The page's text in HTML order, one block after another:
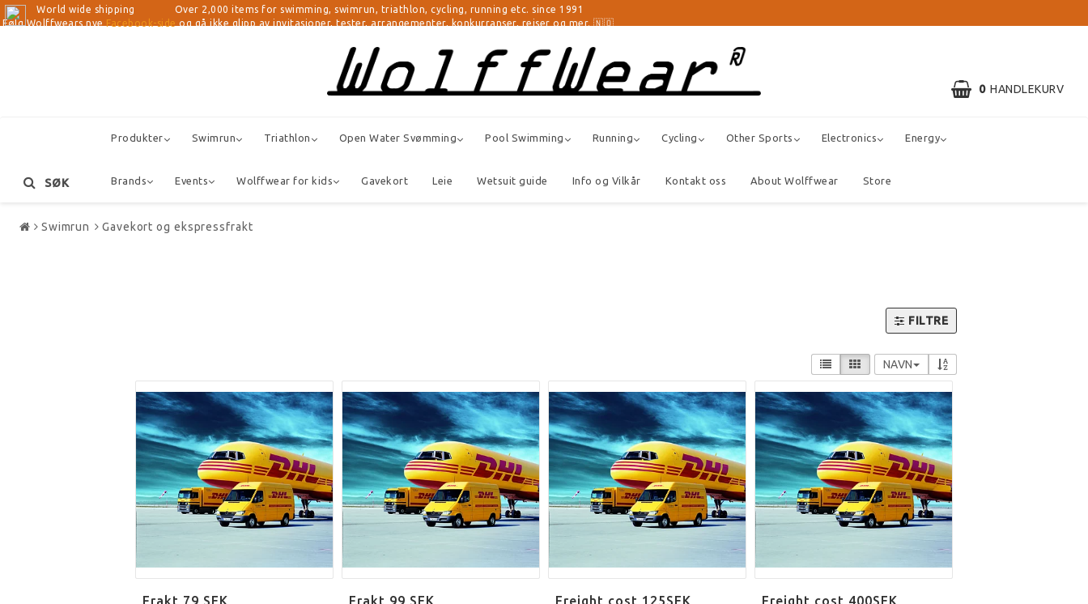
World wide shipping Over 2,000 items for swimming, swimrun, triathlon, cycling, running etc. since 1991
Følg Wolffwears nye Facebook-side og gå ikke glipp av invitasjoner, tester, arrangementer, konkurranser, reiser og mer. 🇳🇴
0 HANDLEKURV
Produkter Swimrun Triathlon Open Water Svømming Pool Swimming Running Cycling Other Sports Electronics Energy
Brands Events Wolffwear for kids Gavekort Leie Wetsuit guide Info og Vilkår Kontakt oss About Wolffwear Store
SØK
Swimrun Gavekort og ekspressfrakt
FILTRE
NAVN
Frakt 79 SEK
Frakt 99 SEK
Freight cost 125SEK
Freight cost 400SEK